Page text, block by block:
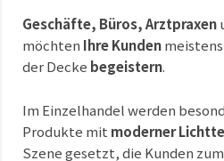
Geschäfte, Büros, Arztpraxen
möchten Ihre Kunden
der Decke begeistern.
Im Einzelhandel werden
Produkte mit moderner
Szene gesetzt, die Kunden